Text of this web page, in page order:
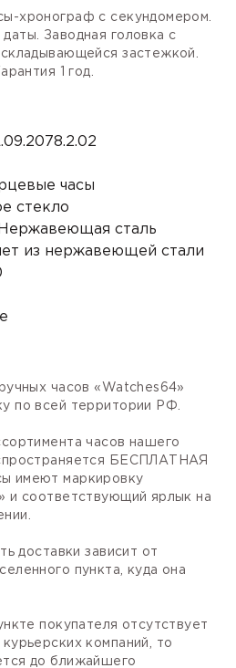
хронограф с секундомером.
Заводная головка с
застежкой.
1 год.
часы
стекло
Нержавеющая сталь
из нержавеющей стали
часов «Watches64»
по всей территории РФ.
часов нашего
БЕСПЛАТНАЯ
имеют маркировку
и соответствующий ярлык на
доставки зависит от
пункта, куда она
покупателя отсутствует
компаний, то
до ближайшего